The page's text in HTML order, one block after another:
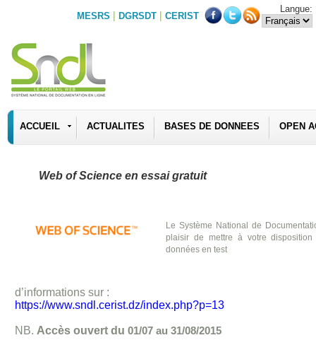
MESRS | DGRSDT | CERIST
Langue:
ACCUEIL ACTUALITES BASES DE DONNEES OPEN
Web of Science en essai gratuit
Le Système National de
plaisir de mettre à votre
données en test
d’informations sur :
https://www.sndl.cerist.dz/index.php?p=13
NB. Accès ouvert du 01/07 au 31/08/2015